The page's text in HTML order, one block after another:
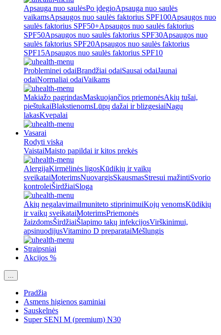
Apsauga nuo saulėsPo įdegioApsauga nuo saulės
vaikamsApsaugos nuo saulės faktorius SPF100Apsaugos nuo
saulės faktorius SPF50+Apsaugos nuo saulės faktorius
SPF50Apsaugos nuo saulės faktorius SPF30Apsaugos nuo
saulės faktorius SPF20Apsaugos nuo saulės faktorius
SPF15Apsaugos nuo saulės faktorius SPF10
Probleminei odaiBrandžiai odaiSausai odaiJaunai
odaiNormaliai odaiVaikams
Makiažo pagrindasMaskuojančios priemonėsAkių tušai,
pieštukaiBlakstienomsLūpų dažai ir blizgesiaiNagų
lakasKvepalai
Vasarai
Rodyti viską
VaistaiMaisto papildai ir kitos prekės
AlergijaKirmėlinės ligosKūdikių ir vaikų
sveikataiMoterimsNuovargisSkausmasStresui mažintiSvorio
kontroleiŠirdžiaiSloga
Akių negalavimaiImuniteto stiprinimuiKojų venomsKūdikių
ir vaikų sveikataiMoterimsPriemonės
žaizdomsŠirdžiaiŠlapimo takų infekcijosVirškinimui,
apsinuodijusVitamino D preparataiMėšlungis
Straipsniai
Akcijos %
...
Pradžia
Asmens higienos gaminiai
Sauskelnės
Super SENI M (premium) N30